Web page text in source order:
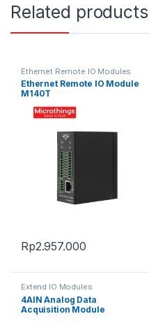
Related products
Ethernet Remote IO Modules
Ethernet Remote IO Module
M140T
Rp2.957.000
Extend IO Modules
4AIN Analog Data
Acquisition Module